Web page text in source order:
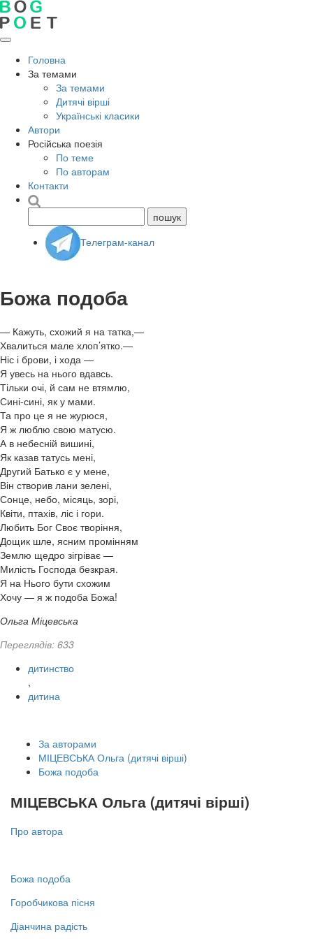
Головна
За темами
За темами
Дитячі вірші
Українські класики
Автори
Російська поезія
По теме
По авторам
Контакти
Телеграм-канал
Божа подоба
— Кажуть, схожий я на татка,—
Хвалиться мале хлоп’ятко.—
Ніс і брови, і хода —
Я увесь на нього вдавсь.
Тільки очі, й сам не втямлю,
Сині-сині, як у мами.
Та про це я не журюся,
Я ж люблю свою матусю.
А в небесній вишині,
Як казав татусь мені,
Другий Батько є у мене,
Він створив лани зелені,
Сонце, небо, місяць, зорі,
Квіти, птахів, ліс і гори.
Любить Бог Своє творіння,
Дощик шле, ясним промінням
Землю щедро зігріває —
Милість Господа безкрая.
Я на Нього бути схожим
Хочу — я ж подоба Божа!
Ольга Міцевська
Переглядів: 633
дитинство
,
дитина
За авторами
МІЦЕВСЬКА Ольга (дитячі вірші)
Божа подоба
МІЦЕВСЬКА Ольга (дитячі вірші)
Про автора
Божа подоба
Горобчикова пісня
Діанчина радість